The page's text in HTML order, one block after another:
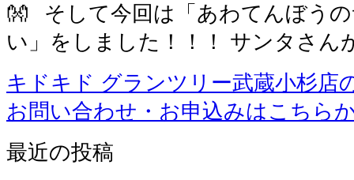
👐 そして今回は「あわてんぼう
い」をしました！！！ サンタさ
キドキド グランツリー武蔵小杉店
お問い合わせ・お申込みはこちら
最近の投稿